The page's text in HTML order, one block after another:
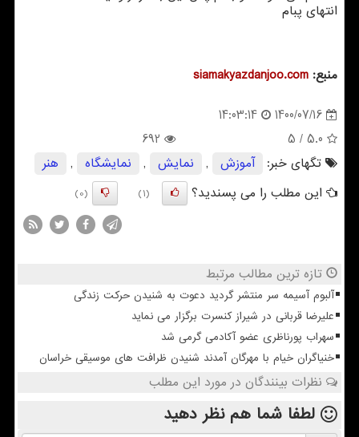
انتهای پبام
منبع: siamakyazdanjoo.com
1400/07/16
14:03:14
5.0
/ 5
692
تگهای خبر:
آموزش , نمایش , نمایشگاه ,
هنر
این مطلب را می پسندید؟
(1)
(0)
تازه ترین مطالب مرتبط
آلبوم آسیمه سر منتشر گردید دعوت به شنیدن حرکت زندگی
علیرضا قربانی در شیراز کنسرت برگزار می نماید
سهراب پورناظری عضو آکادمی گرمی شد
خنیاگران خیام با مهرگان آمدند شنیدن ظرافت های موسیقی خراسان
نظرات بینندگان در مورد این مطلب
لطفا شما همنظر دهید